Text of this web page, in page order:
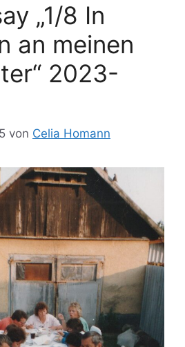
„1/8 In
an meinen
2023-
von Celia Homann